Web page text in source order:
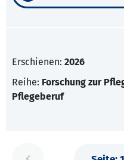
Erschienen: 2026
Reihe: Forschung zur
Pflegeberuf